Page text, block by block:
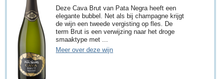
Deze Cava Brut van Pata Negra heeft een
elegante bubbel. Net als bij champagne krijgt
de wijn een tweede vergisting op fles. De
term Brut is een verwijzing naar het droge
smaaktype met ...
Meer over deze wijn